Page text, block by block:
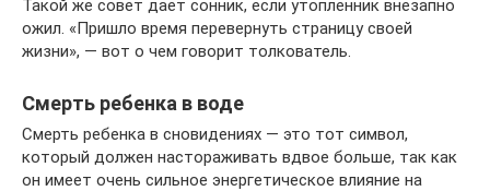
Такой же совет дает сонник, если утопленник внезапно
ожил. «Пришло время перевернуть страницу своей
жизни», — вот о чем говорит толкователь.
Смерть ребенка в воде
Смерть ребенка в сновидениях — это тот символ,
который должен настораживать вдвое больше, так как
он имеет очень сильное энергетическое влияние на